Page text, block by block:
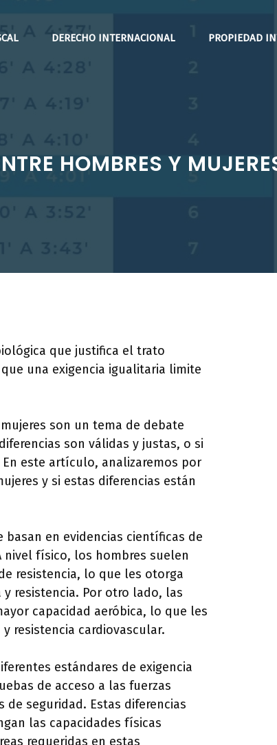
DERECHO INTERNACIONAL PROPIEDAD
HOMBRES Y
que justifica el trato
una exigencia igualitaria limite
son un tema de debate
son válidas y justas, o si
este artículo, analizaremos por
y si estas diferencias están
en evidencias científicas de
nivel físico, los hombres suelen
resistencia, lo que les otorga
resistencia. Por otro lado, las
capacidad aeróbica, lo que les
resistencia cardiovascular.
estándares de exigencia
de acceso a las fuerzas
seguridad. Estas diferencias
las capacidades físicas
requeridas en estas